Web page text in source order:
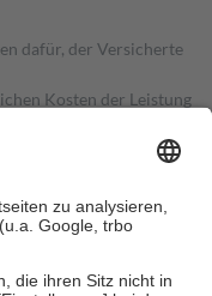
dafür, der Versicherte
Kosten der Leistung